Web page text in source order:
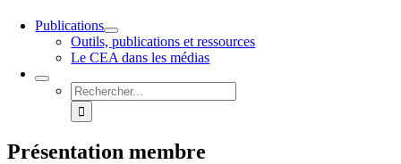
Publications
Outils, publications et ressources
Le CEA dans les médias
Rechercher:
Présentation membre